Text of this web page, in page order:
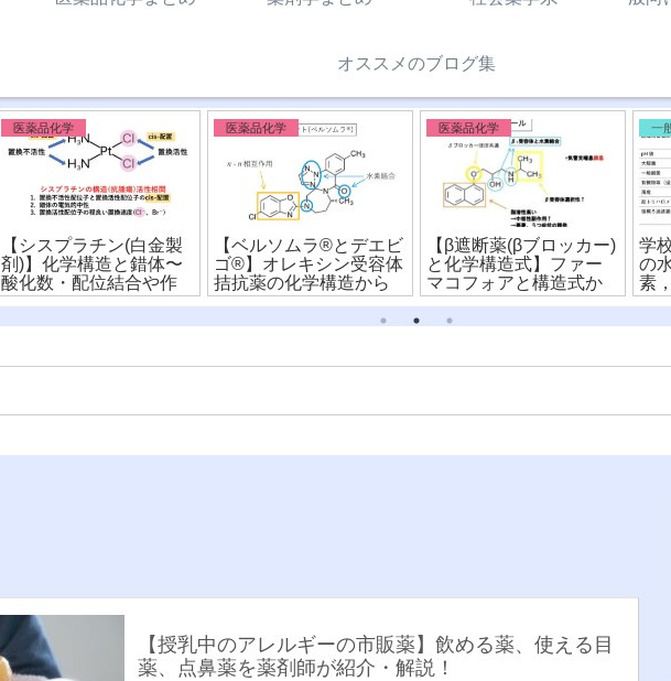
オススメのブログ集
医薬品化学
【シスプラチン(白金製
剤)】化学構造と錯体〜
酸化数・配位結合や作
用機序を詳しく解
医薬品化学
【ベルソムラ®︎とデエビ
ゴ®︎】オレキシン受容体
拮抗薬の化学構造から
違いを比較！
医薬品化学
【β遮断薬(βブロッカー)
と化学構造式】ファー
マコフォアと構造式か
ら薬剤を比較！
学
の
素
ン
【授乳中のアレルギーの市販薬】飲める薬、使える目
薬、点鼻薬を薬剤師が紹介・解説！